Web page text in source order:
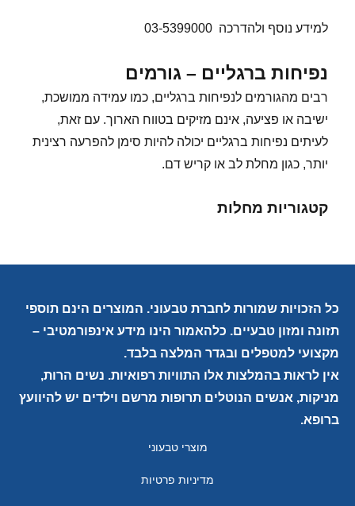
למידע נוסף ולהדרכה 03-5399000
נפיחות ברגליים – גורמים
רבים מהגורמים לנפיחות ברגליים, כמו עמידה ממושכת,
ישיבה או פציעה, אינם מזיקים בטווח הארוך. עם זאת,
לעיתים נפיחות ברגליים יכולה להיות סימן להפרעה רצינית
יותר, כגון מחלת לב או קריש דם.
קטגוריות מחלות
כל הזכויות שמורות לחברת טבעוני. המוצרים הינם תוספי
תזונה ומזון טבעיים. כלהאמור הינו מידע אינפורמטיבי –
מקצועי למטפלים ובגדר המלצה בלבד.
אין לראות בהמלצות אלו התוויות רפואיות. נשים הרות,
מניקות, אנשים הנוטלים תרופות מרשם וילדים יש להיוועץ
ברופא.
מוצרי טבעוני
מדיניות פרטיות